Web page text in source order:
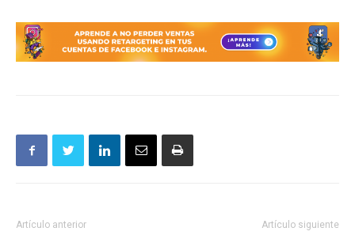
Artículo anterior Artículo siguiente